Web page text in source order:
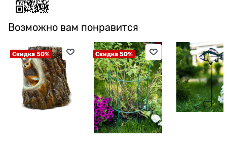
Возможно вам понравится
Скидка 50% Скидка 50%